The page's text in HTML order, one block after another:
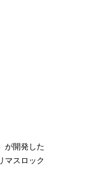
が開発した
マスロック